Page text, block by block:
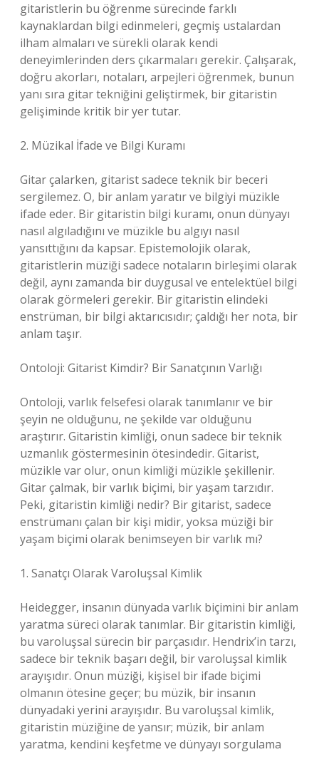
gitaristlerin bu öğrenme sürecinde farklı
kaynaklardan bilgi edinmeleri, geçmiş ustalardan
ilham almaları ve sürekli olarak kendi
deneyimlerinden ders çıkarmaları gerekir. Çalışarak,
doğru akorları, notaları, arpejleri öğrenmek, bunun
yanı sıra gitar tekniğini geliştirmek, bir gitaristin
gelişiminde kritik bir yer tutar.
2. Müzikal İfade ve Bilgi Kuramı
Gitar çalarken, gitarist sadece teknik bir beceri
sergilemez. O, bir anlam yaratır ve bilgiyi müzikle
ifade eder. Bir gitaristin bilgi kuramı, onun dünyayı
nasıl algıladığını ve müzikle bu algıyı nasıl
yansıttığını da kapsar. Epistemolojik olarak,
gitaristlerin müziği sadece notaların birleşimi olarak
değil, aynı zamanda bir duygusal ve entelektüel bilgi
olarak görmeleri gerekir. Bir gitaristin elindeki
enstrüman, bir bilgi aktarıcısıdır; çaldığı her nota, bir
anlam taşır.
Ontoloji: Gitarist Kimdir? Bir Sanatçının Varlığı
Ontoloji, varlık felsefesi olarak tanımlanır ve bir
şeyin ne olduğunu, ne şekilde var olduğunu
araştırır. Gitaristin kimliği, onun sadece bir teknik
uzmanlık göstermesinin ötesindedir. Gitarist,
müzikle var olur, onun kimliği müzikle şekillenir.
Gitar çalmak, bir varlık biçimi, bir yaşam tarzıdır.
Peki, gitaristin kimliği nedir? Bir gitarist, sadece
enstrümanı çalan bir kişi midir, yoksa müziği bir
yaşam biçimi olarak benimseyen bir varlık mı?
1. Sanatçı Olarak Varoluşsal Kimlik
Heidegger, insanın dünyada varlık biçimini bir anlam
yaratma süreci olarak tanımlar. Bir gitaristin kimliği,
bu varoluşsal sürecin bir parçasıdır. Hendrix’in tarzı,
sadece bir teknik başarı değil, bir varoluşsal kimlik
arayışıdır. Onun müziği, kişisel bir ifade biçimi
olmanın ötesine geçer; bu müzik, bir insanın
dünyadaki yerini arayışıdır. Bu varoluşsal kimlik,
gitaristin müziğine de yansır; müzik, bir anlam
yaratma, kendini keşfetme ve dünyayı sorgulama